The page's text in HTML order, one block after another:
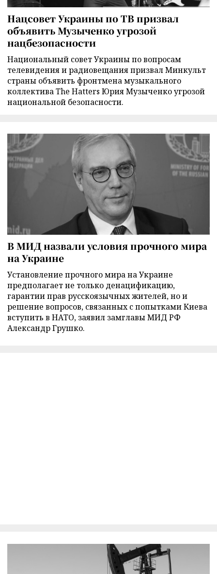
Нацсовет Украины по ТВ призвал
объявить Музыченко угрозой
нацбезопасности
Национальный совет Украины по вопросам
телевидения и радиовещания призвал Минкульт
страны объявить фронтмена музыкального
коллектива The Hatters Юрия Музыченко угрозой
национальной безопасности.
В МИД назвали условия прочного мира
на Украине
Установление прочного мира на Украине
предполагает не только денацификацию,
гарантии прав русскоязычных жителей, но и
решение вопросов, связанных с попытками Киева
вступить в НАТО, заявил замглавы МИД РФ
Александр Грушко.